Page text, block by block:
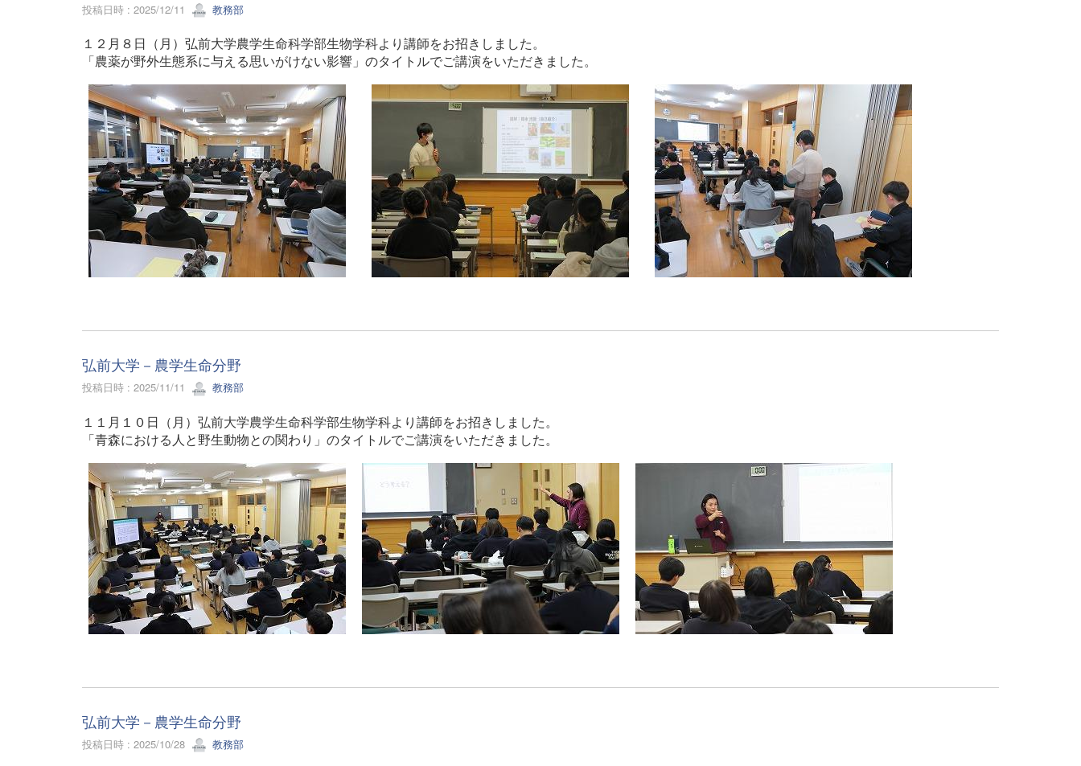
投稿日時 : 2025/12/11 教務部
１２月８日（月）弘前大学農学生命科学部生物学科より講師をお招きしました。
「農薬が野外生態系に与える思いがけない影響」のタイトルでご講演をいただきました。
弘前大学－農学生命分野
投稿日時 : 2025/11/11 教務部
１１月１０日（月）弘前大学農学生命科学部生物学科より講師をお招きしました。
「青森における人と野生動物との関わり」のタイトルでご講演をいただきました。
弘前大学－農学生命分野
投稿日時 : 2025/10/28 教務部